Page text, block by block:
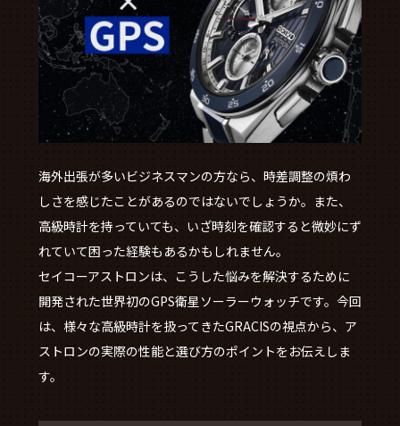
海外出張が多いビジネスマンの方なら、時差調整の煩わ
しさを感じたことがあるのではないでしょうか。また、
高級時計を持っていても、いざ時刻を確認すると微妙にず
れていて困った経験もあるかもしれません。
セイコーアストロンは、こうした悩みを解決するために
開発された世界初のGPS衛星ソーラーウォッチです。今回
は、様々な高級時計を扱ってきたGRACISの視点から、ア
ストロンの実際の性能と選び方のポイントをお伝えしま
す。